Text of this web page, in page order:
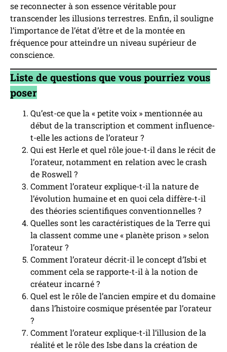
se reconnecter à son essence véritable pour
transcender les illusions terrestres. Enfin, il souligne
l’importance de l’état d’être et de la montée en
fréquence pour atteindre un niveau supérieur de
conscience.
Liste de questions que vous pourriez vous
poser
Qu’est-ce que la « petite voix » mentionnée au
début de la transcription et comment influence-
t-elle les actions de l’orateur ?
Qui est Herle et quel rôle joue-t-il dans le récit de
l’orateur, notamment en relation avec le crash
de Roswell ?
Comment l’orateur explique-t-il la nature de
l’évolution humaine et en quoi cela diffère-t-il
des théories scientifiques conventionnelles ?
Quelles sont les caractéristiques de la Terre qui
la classent comme une « planète prison » selon
l’orateur ?
Comment l’orateur décrit-il le concept d’Isbi et
comment cela se rapporte-t-il à la notion de
créateur incarné ?
Quel est le rôle de l’ancien empire et du domaine
dans l’histoire cosmique présentée par l’orateur
?
Comment l’orateur explique-t-il l’illusion de la
réalité et le rôle des Isbe dans la création de